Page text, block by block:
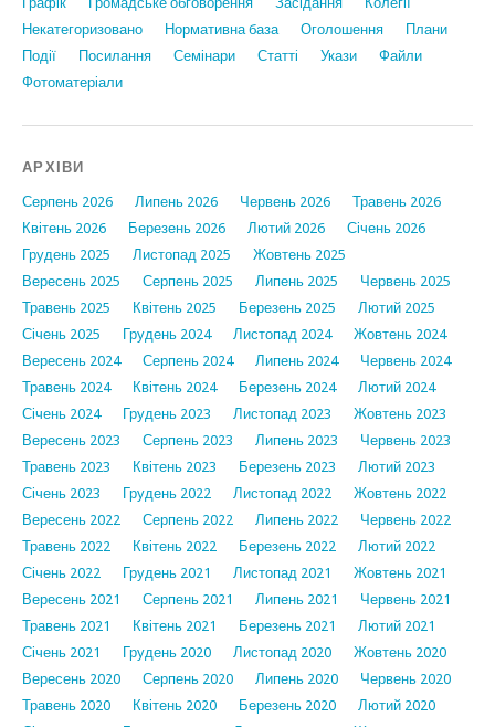
Некатегоризовано
Нормативна база Оголошення
Плани
Події
Посилання Семінари Статтi Укази
Файли
Фотоматеріали
АРХІВИ
Серпень 2026 Липень 2026 Червень 2026
Травень 2026
Квітень 2026
Березень 2026 Лютий 2026
Січень 2026
Грудень 2025
Листопад 2025
Жовтень 2025
Вересень 2025
Серпень 2025 Липень 2025
Червень 2025
Травень 2025
Квітень 2025 Березень 2025
Лютий 2025
Січень 2025
Грудень 2024 Листопад 2024
Жовтень 2024
Вересень 2024
Серпень 2024 Липень 2024
Червень 2024
Травень 2024
Квітень 2024 Березень 2024
Лютий 2024
Січень 2024
Грудень 2023 Листопад 2023
Жовтень 2023
Вересень 2023
Серпень 2023 Липень 2023
Червень 2023
Травень 2023
Квітень 2023 Березень 2023
Лютий 2023
Січень 2023
Грудень 2022 Листопад 2022
Жовтень 2022
Вересень 2022
Серпень 2022 Липень 2022
Червень 2022
Травень 2022
Квітень 2022 Березень 2022
Лютий 2022
Січень 2022
Грудень 2021 Листопад 2021
Жовтень 2021
Вересень 2021
Серпень 2021 Липень 2021
Червень 2021
Травень 2021
Квітень 2021 Березень 2021
Лютий 2021
Січень 2021
Грудень 2020 Листопад 2020
Жовтень 2020
Вересень 2020
Серпень 2020 Липень 2020
Червень 2020
Травень 2020
Квітень 2020 Березень 2020
Лютий 2020